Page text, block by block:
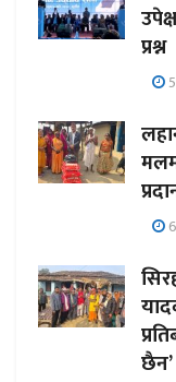
प्रश्न
छैन’